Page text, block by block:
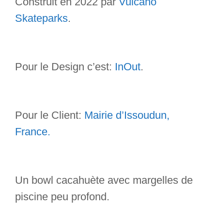
Skateparks.
Pour le Design c’est: InOut.
Pour le Client: Mairie d’Issoudun,
France.
Un bowl cacahuète avec margelles de
piscine peu profond.